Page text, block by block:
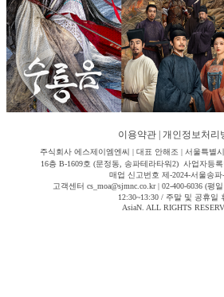
이용약관 개인정보처리
주식회사 에스제이엠엔씨 | 대표 안해조 | 서울특별
16층 B-1609호 (문정동, 송파테라타워2) 사업자등록
매업 신고번호 제-2024-서울송파
고객센터 cs_moa@sjmnc.co.kr | 02-400-6036 (평
12:30~13:30 / 주말 및 공휴일
AsiaN. ALL RIGHTS